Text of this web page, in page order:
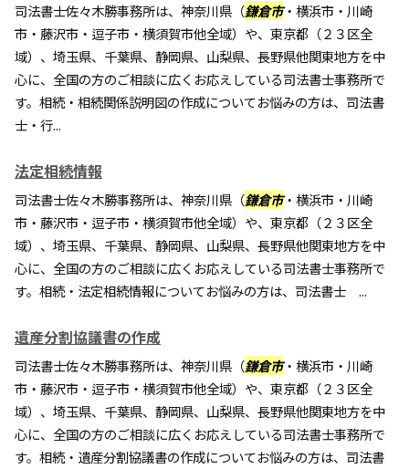
司法書士佐々木勝事務所は、神奈川県（鎌倉市・横浜市・川崎
市・藤沢市・逗子市・横須賀市他全域）や、東京都（２３区全
域）、埼玉県、千葉県、静岡県、山梨県、長野県他関東地方を中
心に、全国の方のご相談に広くお応えしている司法書士事務所で
す。相続・相続関係説明図の作成についてお悩みの方は、司法書
士・行...
法定相続情報
司法書士佐々木勝事務所は、神奈川県（鎌倉市・横浜市・川崎
市・藤沢市・逗子市・横須賀市他全域）や、東京都（２３区全
域）、埼玉県、千葉県、静岡県、山梨県、長野県他関東地方を中
心に、全国の方のご相談に広くお応えしている司法書士事務所で
す。相続・法定相続情報についてお悩みの方は、司法書士 ...
遺産分割協議書の作成
司法書士佐々木勝事務所は、神奈川県（鎌倉市・横浜市・川崎
市・藤沢市・逗子市・横須賀市他全域）や、東京都（２３区全
域）、埼玉県、千葉県、静岡県、山梨県、長野県他関東地方を中
心に、全国の方のご相談に広くお応えしている司法書士事務所で
す。相続・遺産分割協議書の作成についてお悩みの方は、司法書